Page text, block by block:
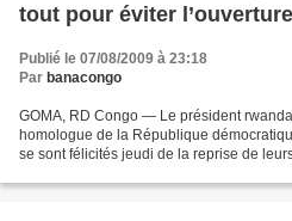
tout pour éviter
Publié le 07/08/2009 à 23:18
Par banacongo
GOMA, RD Congo — Le président
homologue de la République
se sont félicités jeudi de la reprise de